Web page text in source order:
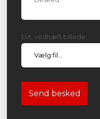
Evt. vedhæft billede